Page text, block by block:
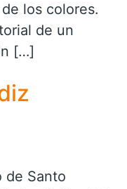
los colores.
de un
[…]
de Santo